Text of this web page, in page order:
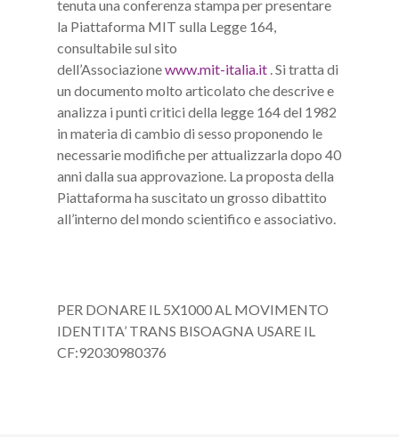
tenuta una conferenza stampa per presentare
la Piattaforma MIT sulla Legge 164,
consultabile sul sito
dell’Associazionewww.mit-italia.it . Si tratta di
un documento molto articolato che descrive e
analizza i punti critici della legge 164 del 1982
in materia di cambio di sesso proponendo le
necessarie modifiche per attualizzarla dopo 40
anni dalla sua approvazione. La proposta della
Piattaforma ha suscitato un grosso dibattito
all’interno del mondo scientifico e associativo.
PER DONARE IL 5X1000 AL MOVIMENTO
IDENTITA’ TRANS BISOAGNA USARE IL
CF:92030980376